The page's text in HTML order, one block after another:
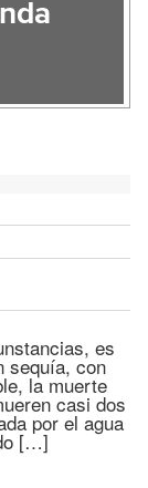
es
sequía, con
la muerte
casi dos
por el agua
[…]